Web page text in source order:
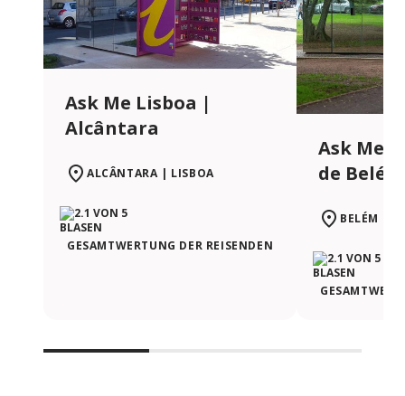
Ask Me Lisboa |
Alcântara
ALCÂNTARA | LISBOA
GESAMTWERTUNG DER REISENDEN
Ask Me
de Belém
BELÉM |